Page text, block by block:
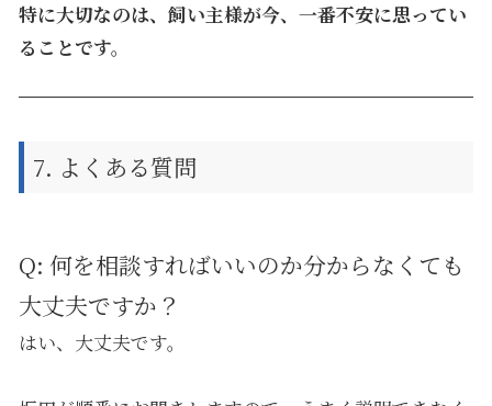
特に大切なのは、飼い主様が今、一番不安に思ってい
ることです。
7. よくある質問
Q: 何を相談すればいいのか分からなくても
大丈夫ですか？
はい、大丈夫です。